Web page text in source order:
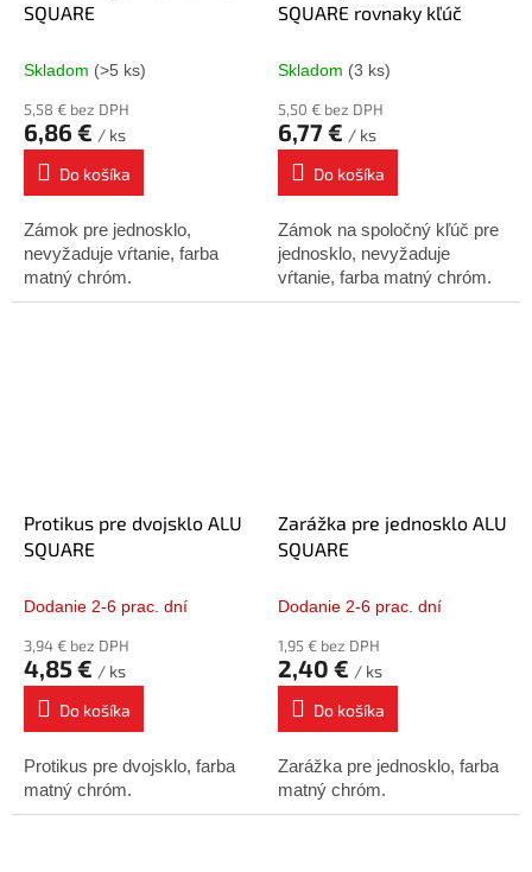
SQUARE
Skladom (>5 ks)
5,58 € bez DPH
6,86 € / ks
Do košíka
Zámok pre jednosklo,
nevyžaduje vŕtanie, farba
matný chróm.
SQUARE rovnaky kľúč
Skladom (3 ks)
5,50 € bez DPH
6,77 € / ks
Do košíka
Zámok na spoločný kľúč pre
jednosklo, nevyžaduje
vŕtanie, farba matný chróm.
Protikus pre dvojsklo ALU
SQUARE
Dodanie 2-6 prac. dní
3,94 € bez DPH
4,85 € / ks
Do košíka
Protikus pre dvojsklo, farba
matný chróm.
Zarážka pre jednosklo ALU
SQUARE
Dodanie 2-6 prac. dní
1,95 € bez DPH
2,40 € / ks
Do košíka
Zarážka pre jednosklo, farba
matný chróm.